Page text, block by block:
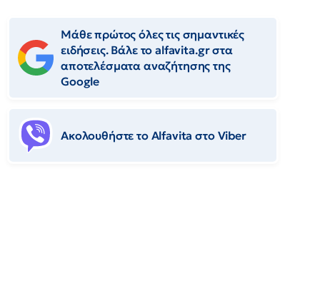
Μάθε πρώτος όλες τις σημαντικές
ειδήσεις. Βάλε το alfavita.gr στα
αποτελέσματα αναζήτησης της
Google
Ακολουθήστε το Αlfavita στο Viber